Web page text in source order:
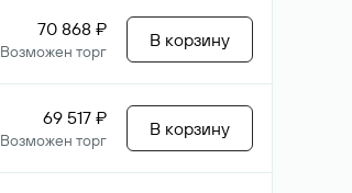
70 868 ₽
Возможен торг
В корзину
69 517 ₽
Возможен торг
В корзину